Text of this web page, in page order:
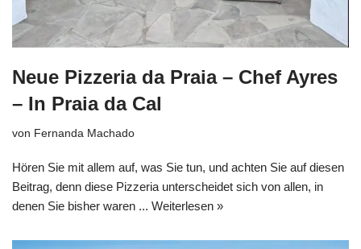
Neue Pizzeria da Praia – Chef Ayres
– In Praia da Cal
von Fernanda Machado
Hören Sie mit allem auf, was Sie tun, und achten Sie auf diesen
Beitrag, denn diese Pizzeria unterscheidet sich von allen, in
denen Sie bisher waren ... Weiterlesen »